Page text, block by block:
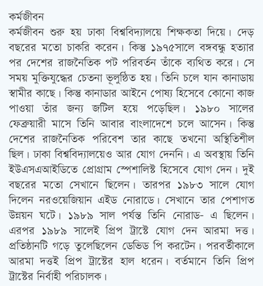
কর্মজীবন
কর্মজীবন শুরু হয় ঢাকা বিশ্ববিদ্যালয়ে শিক্ষকতা দিয়ে। দেড়
বছরের মতো চাকরি করেন। কিন্তু ১৯৭৫সালে বঙ্গবন্ধু হত্যার
পর দেশের রাজনৈতিক পট পরিবর্তন তাঁকে ব্যথিত করে। সে
সময় মুক্তিযুদ্ধের চেতনা ভূলুন্ঠিত হয়। তিনি চলে যান কানাডায়
স্বামীর কাছে। কিন্তু কানাডার আইনে পোষ্য হিসেবে কোনো কাজ
পাওয়া তাঁর জন্য জটিল হয়ে পড়েছিল। ১৯৮০ সালের
ফেব্রুয়ারী মাসে তিনি আবার বাংলাদেশে চলে আসেন। কিন্তু
দেশের রাজনৈতিক পরিবেশ তার কাছে তখনো অস্থিতিশীল
ছিল। ঢাকা বিশ্ববিদ্যালয়েও আর যোগ দেননি। এ অবস্থায় তিনি
ইউএসএআইডিতে প্রোগ্রাম স্পেশালিস্ট হিসেবে যোগ দেন। দুই
বছরের মতো সেখানে ছিলেন। তারপর ১৯৮৩ সালে যোগ
দিলেন নরওয়েজিয়ান এইড নোরাডে। সেখানে তার পেশাগত
উন্নয়ন ঘটে। ১৯৮৯ সাল পর্যন্ত তিনি নোরাড- এ ছিলেন।
এরপর ১৯৮৯ সালেই প্রিপ ট্রাস্টে যোগ দেন আরমা দত্ত।
প্রতিষ্ঠানটি গড়ে তুলেছিলেন ডেভিড পি করটেন। পরবর্তীকালে
আরমা দত্তই প্রিপ ট্রাস্টের হাল ধরেন। বর্তমানে তিনি প্রিপ
ট্রাস্টের নির্বাহী পরিচালক।